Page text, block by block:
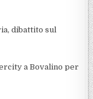
dibattito sul
a Bovalino per